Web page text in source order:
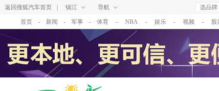
返回搜狐汽车首页 镇江 导航 选品牌
首页 - 新闻 - 军事 - 体育 - NBA - 娱乐 - 视频 - 股